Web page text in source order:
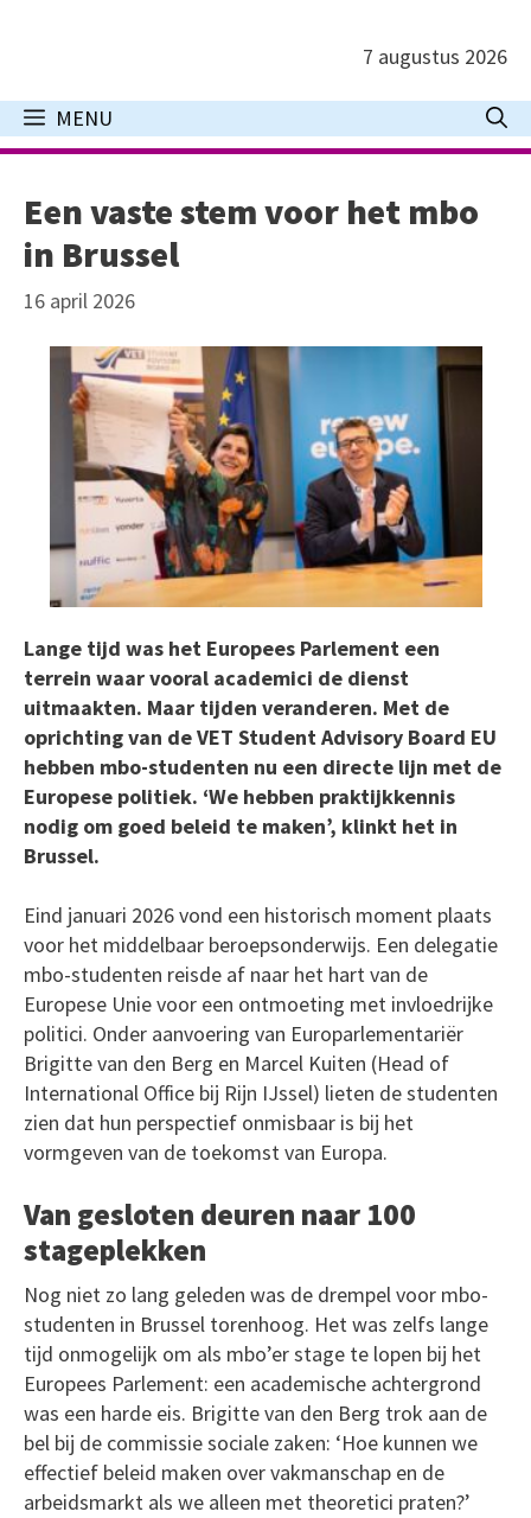
inhoud
7 augustus 2026
MENU
Een vaste stem voor het mbo
in Brussel
16 april 2026
Lange tijd was het Europees Parlement een
terrein waar vooral academici de dienst
uitmaakten. Maar tijden veranderen. Met de
oprichting van de VET Student Advisory Board EU
hebben mbo-studenten nu een directe lijn met de
Europese politiek. ‘We hebben praktijkkennis
nodig om goed beleid te maken’, klinkt het in
Brussel.
Eind januari 2026 vond een historisch moment plaats
voor het middelbaar beroepsonderwijs. Een delegatie
mbo-studenten reisde af naar het hart van de
Europese Unie voor een ontmoeting met invloedrijke
politici. Onder aanvoering van Europarlementariër
Brigitte van den Berg en Marcel Kuiten (Head of
International Office bij Rijn IJssel) lieten de studenten
zien dat hun perspectief onmisbaar is bij het
vormgeven van de toekomst van Europa.
Van gesloten deuren naar 100
stageplekken
Nog niet zo lang geleden was de drempel voor mbo-
studenten in Brussel torenhoog. Het was zelfs lange
tijd onmogelijk om als mbo’er stage te lopen bij het
Europees Parlement: een academische achtergrond
was een harde eis. Brigitte van den Berg trok aan de
bel bij de commissie sociale zaken: ‘Hoe kunnen we
effectief beleid maken over vakmanschap en de
arbeidsmarkt als we alleen met theoretici praten?’